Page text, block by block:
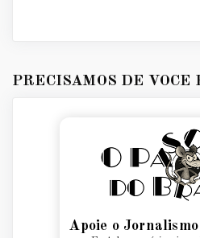
PRECISAMOS DE
Apoie o